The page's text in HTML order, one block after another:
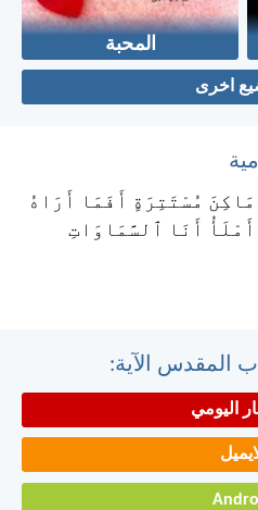
المحبة
اخرى
مُسْتَتِرَةٍ أَفَمَا أَرَاهُ
أَنَا ٱلسَّمَاوَاتِ
المقدس الآية:
اليومي